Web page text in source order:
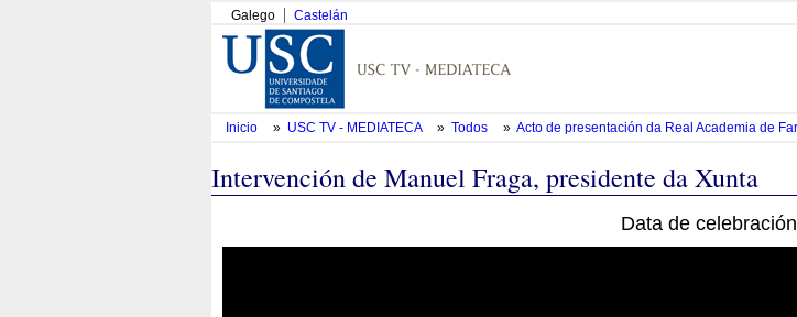
Galego Castelán
Inicio » USC TV - MEDIATECA » Todos » Acto de presentación da Real Academia de
Intervención de Manuel Fraga, presidente da Xunta
Data de